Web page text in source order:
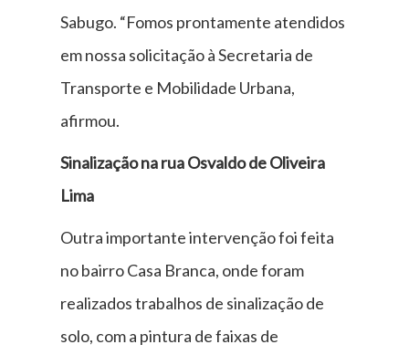
Sabugo. “Fomos prontamente atendidos
em nossa solicitação à Secretaria de
Transporte e Mobilidade Urbana,
afirmou.
Sinalização na rua Osvaldo de Oliveira
Lima
Outra importante intervenção foi feita
no bairro Casa Branca, onde foram
realizados trabalhos de sinalização de
solo, com a pintura de faixas de